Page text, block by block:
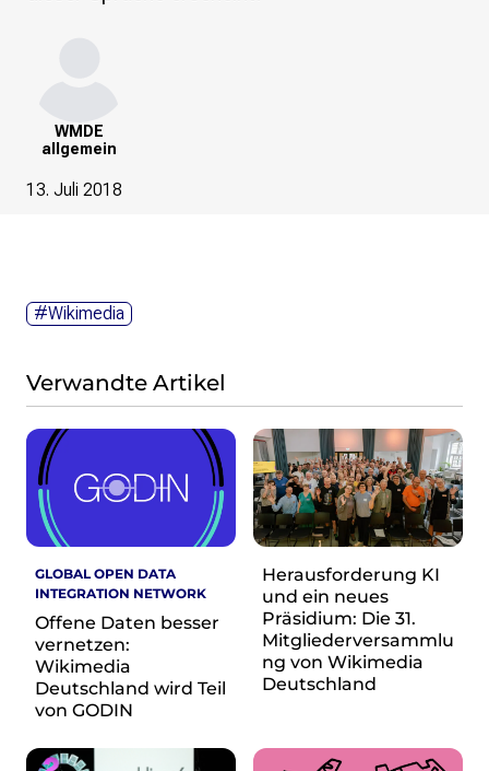
Initiativen für freies Wisses
Bündnis Freie Bildung
Bündnis F5
Monsters of Law
re•shape
Wissen. Macht. Gerechtigkeit.
Wikipedia-Schwesterprojekte
MediaWiki
Wikibase
Wikibooks
Wikisource
Wiktionary
Wikiversity
Wikivoyage
Verein
WMDE
allgemein
13. Juli 2018
#Wikimedia
Verwandte Artikel
GLOBAL OPEN DATA
INTEGRATION NETWORK
Offene Daten besser
vernetzen:
Wikimedia
Deutschland wird Teil
von GODIN
Herausforderung KI
und ein neues
Präsidium: Die 31.
Mitgliederversammlu
ng von Wikimedia
Deutschland